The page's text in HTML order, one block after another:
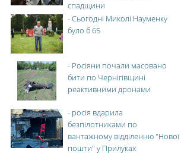
спадщини
-Сьогодні Миколі Науменку
було б 65
- Росіяни почали масовано
бити по Чернігівщині
реактивними дронами
- росія вдарила
безпілотниками по
вантажному відділенню "Нової
пошти" у Прилуках